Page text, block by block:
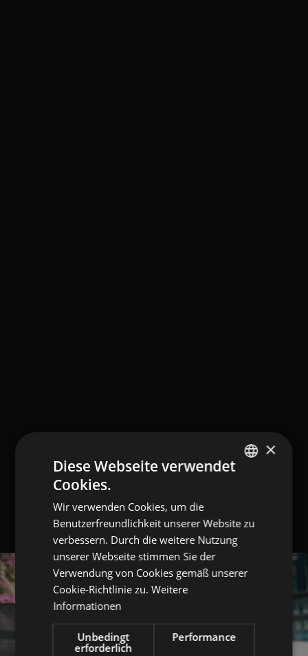
×
Diese Webseite verwendet
Cookies.
Wir verwenden Cookies, um die
Benutzerfreundlichkeit unserer Website zu
verbessern. Durch die weitere Nutzung
unserer Webseite stimmen Sie der
Verwendung von Cookies gemäß unserer
Cookie-Richtlinie zu. Weitere
Informationen
Unbedingt
erforderlich
Performance